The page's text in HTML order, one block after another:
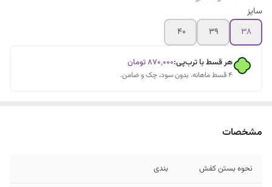
سایز
۳۸
۳۹ ۴۰
هر قسط با ترب‌پی:۸۷۰٬۰۰۰تومان
۴ قسط ماهانه. بدون سود، چک و ضامن.
مشخصات
نحوه بستن کفش بندی